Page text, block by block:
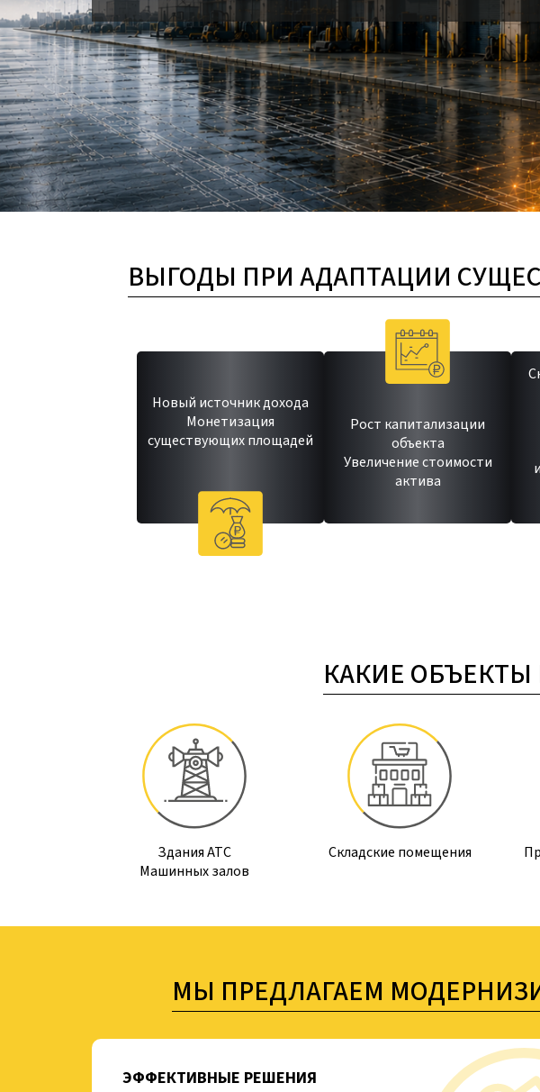
ВЫГОДЫ ПРИ АДАПТАЦИИ
Новый источник дохода
Монетизация
существующих площадей
Рост капитализации
объекта
Увеличение стоимости
актива
КАКИЕ
Здания АТС
Машинных залов
Складские помещения
МЫ ПРЕДЛАГАЕМ
ЭФФЕКТИВНЫЕ РЕШЕНИЯ